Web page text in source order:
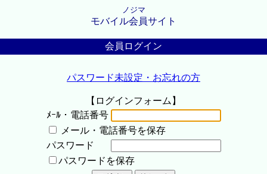
ノジマ
モバイル会員サイト
会員ログイン
パスワード未設定・お忘れの方
【ログインフォーム】
ﾒｰﾙ・電話番号
メール・電話番号を保存
パスワード
パスワードを保存